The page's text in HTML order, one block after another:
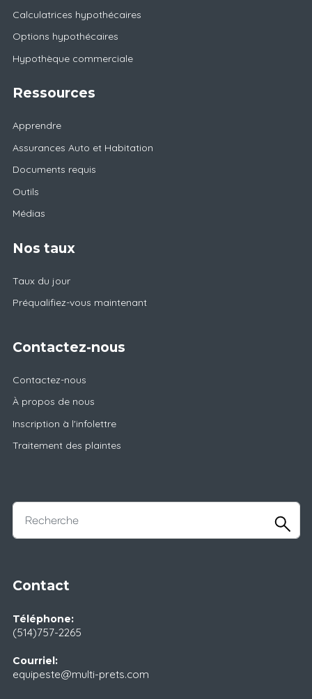
Calculatrices hypothécaires
Options hypothécaires
Hypothèque commerciale
Ressources
Apprendre
Assurances Auto et Habitation
Documents requis
Outils
Médias
Nos taux
Taux du jour
Préqualifiez-vous maintenant
Contactez-nous
Contactez-nous
À propos de nous
Inscription à l'infolettre
Traitement des plaintes
Contact
Téléphone:
(514)757-2265
Courriel:
equipeste@multi-prets.com